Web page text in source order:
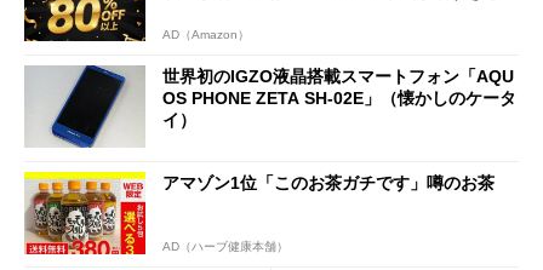
AD（Amazon）
世界初のIGZO液晶搭載スマートフォン「AQU
OS PHONE ZETA SH-02E」（懐かしのケータ
イ）
アマゾン1位「このお茶ガチです」噂のお茶
AD（ハーブ健康本舗）